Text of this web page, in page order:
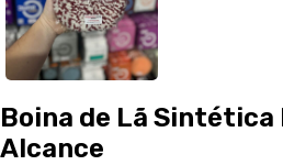
Boina de Lã Sintética
Alcance